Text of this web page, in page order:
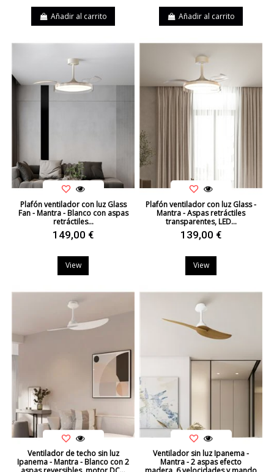
Añadir al carrito Añadir al carrito
Plafón ventilador con luz Glass
Fan - Mantra - Blanco con aspas
retráctiles...
149,00 €
View
Plafón ventilador con luz Glass -
Mantra - Aspas retráctiles
transparentes, LED...
139,00 €
View
Ventilador de techo sin luz
Ipanema - Mantra - Blanco con 2
Ventilador sin luz Ipanema -
Mantra - 2 aspas efecto